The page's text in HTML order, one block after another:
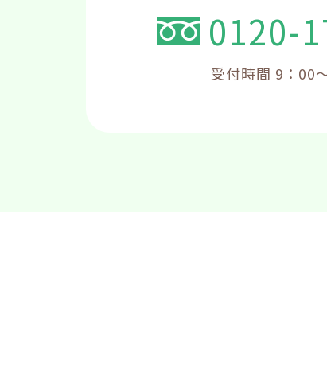
0120-
受付時間 9：00